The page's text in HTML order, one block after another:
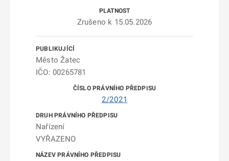
Zrušeno k 15.05.2026
Město Žatec
IČO: 00265781
2/2021
Nařízení
VYŘAZENO